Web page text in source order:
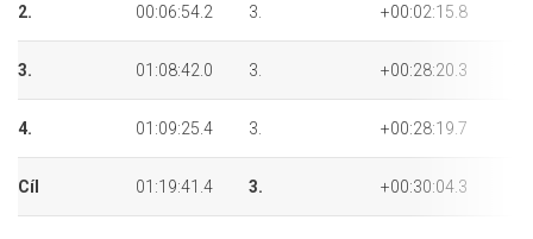
2. 00:06:54.2 3. +00:02:15.8
3. 01:08:42.0 3. +00:28:20.3
4. 01:09:25.4 3. +00:28:19.7
Cíl 01:19:41.4 3. +00:30:04.3